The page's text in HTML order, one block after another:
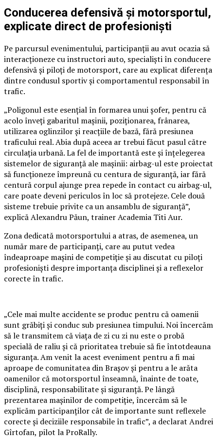
Conducerea defensivă și motorsportul,
explicate direct de profesioniști
Pe parcursul evenimentului, participanții au avut ocazia să
interacționeze cu instructori auto, specialiști în conducere
defensivă și piloți de motorsport, care au explicat diferența
dintre condusul sportiv și comportamentul responsabil în
trafic.
„Poligonul este esențial în formarea unui șofer, pentru că
acolo înveți gabaritul mașinii, poziționarea, frânarea,
utilizarea oglinzilor și reacțiile de bază, fără presiunea
traficului real. Abia după aceea ar trebui făcut pasul către
circulația urbană. La fel de importantă este și înțelegerea
sistemelor de siguranță ale mașinii: airbag-ul este proiectat
să funcționeze împreună cu centura de siguranță, iar fără
centură corpul ajunge prea repede în contact cu airbag-ul,
care poate deveni periculos în loc să protejeze. Cele două
sisteme trebuie privite ca un ansamblu de siguranță”,
explică Alexandru Păun, trainer Academia Titi Aur.
Zona dedicată motorsportului a atras, de asemenea, un
număr mare de participanți, care au putut vedea
îndeaproape mașini de competiție și au discutat cu piloți
profesioniști despre importanța disciplinei și a reflexelor
corecte în trafic.
„Cele mai multe accidente se produc pentru că oamenii
sunt grăbiți și conduc sub presiunea timpului. Noi încercăm
să le transmitem că viața de zi cu zi nu este o probă
specială de raliu și că prioritatea trebuie să fie întotdeauna
siguranța. Am venit la acest eveniment pentru a fi mai
aproape de comunitatea din Brașov și pentru a le arăta
oamenilor că motorsportul înseamnă, înainte de toate,
disciplină, responsabilitate și siguranță. Pe lângă
prezentarea mașinilor de competiție, încercăm să le
explicăm participanților cât de importante sunt reflexele
corecte și deciziile responsabile în trafic”, a declarat Andrei
Gîrtofan, pilot la ProRally.